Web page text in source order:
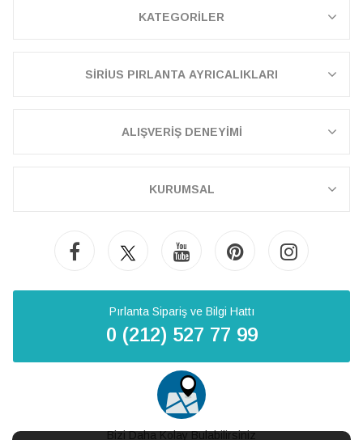
KATEGORİLER
SİRİUS PIRLANTA AYRICALIKLARI
ALIŞVERİŞ DENEYİMİ
KURUMSAL
Pırlanta Sipariş ve Bilgi Hattı
0 (212) 527 77 99
Bizi Daha Kolay Bulabilirsiniz